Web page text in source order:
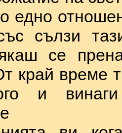
едно
сълзи
се
край време
и